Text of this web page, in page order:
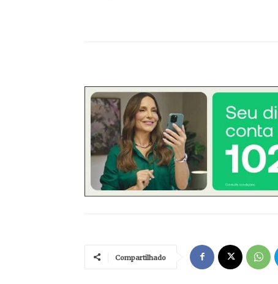
Compartilhado